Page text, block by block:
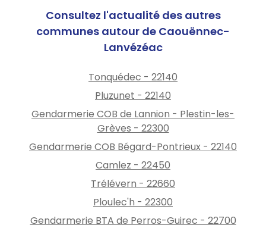
Consultez l'actualité des autres
communes autour de Caouënnec-
Lanvézéac
Tonquédec - 22140
Pluzunet - 22140
Gendarmerie COB de Lannion - Plestin-les-
Grèves - 22300
Gendarmerie COB Bégard-Pontrieux - 22140
Camlez - 22450
Trélévern - 22660
Ploulec'h - 22300
Gendarmerie BTA de Perros-Guirec - 22700